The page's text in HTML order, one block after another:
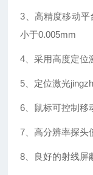
3、高精度移动平
小于0.005mm
4、采用高度定位
5、定位激光
6、鼠标可控制移
7、高分辨率探头
8、良好的射线屏